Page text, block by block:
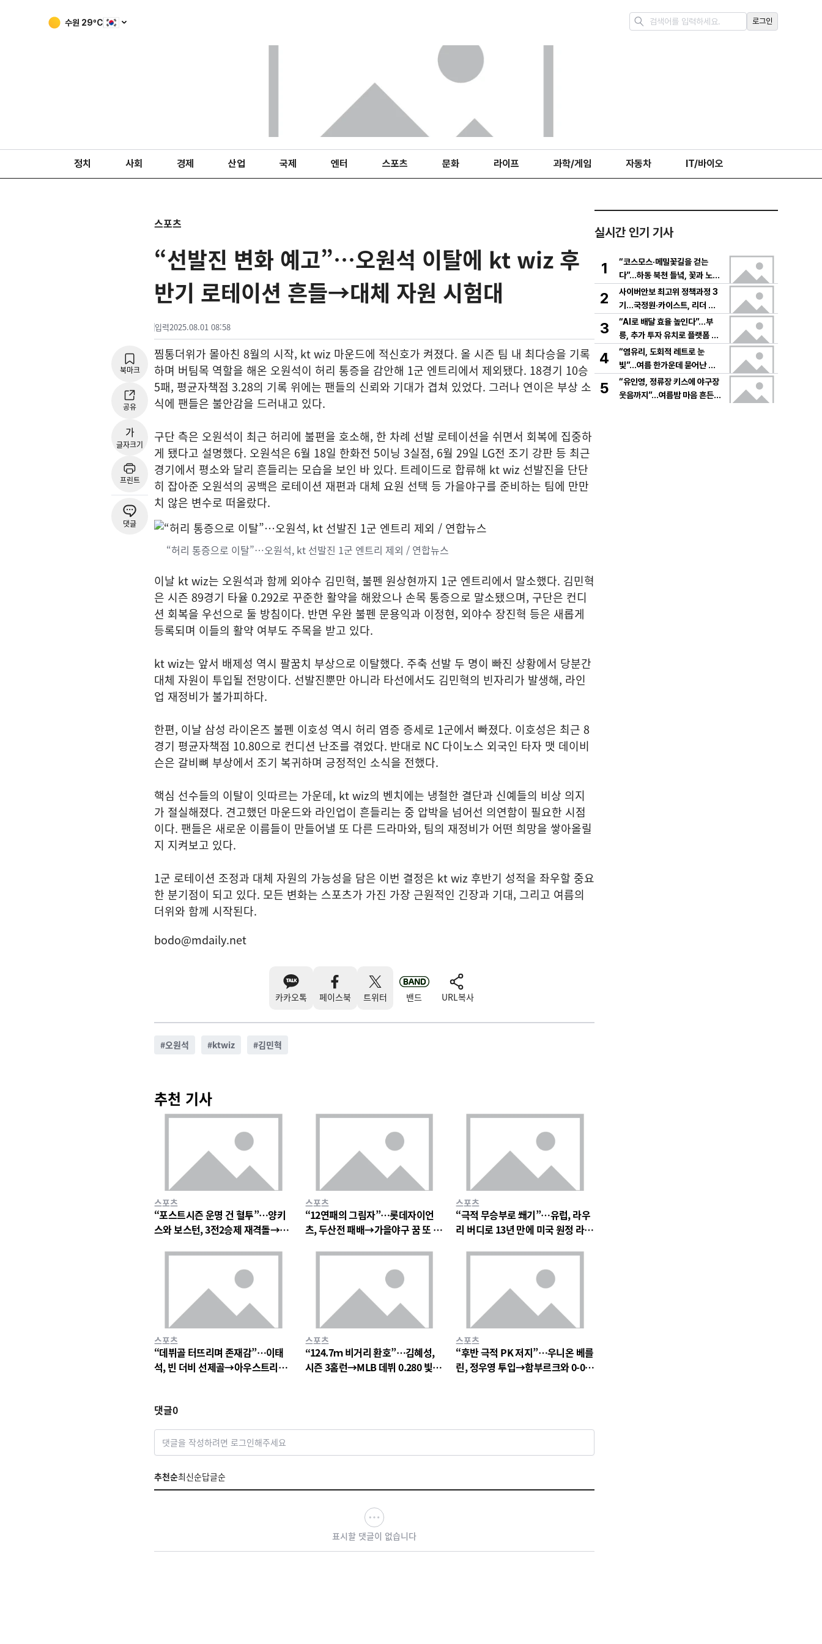
수원 29ºC 로그인
정치 사회 경제 산업 국제 엔터 스포츠 문화 라이프 과학/게임 자동차 IT/바이오
스포츠
“선발진 변화 예고”…오원석 이탈에 kt wiz 후
반기 로테이션 흔들→대체 자원 시험대
입력2025.08.01 08:58
북마크
공유
가
글자크기
프린트
댓글
찜통더위가 몰아친 8월의 시작, kt wiz 마운드에 적신호가 켜졌다. 올 시즌 팀 내 최다승을 기록
하며 버팀목 역할을 해온 오원석이 허리 통증을 감안해 1군 엔트리에서 제외됐다. 18경기 10승
5패, 평균자책점 3.28의 기록 위에는 팬들의 신뢰와 기대가 겹쳐 있었다. 그러나 연이은 부상 소
식에 팬들은 불안감을 드러내고 있다.
구단 측은 오원석이 최근 허리에 불편을 호소해, 한 차례 선발 로테이션을 쉬면서 회복에 집중하
게 됐다고 설명했다. 오원석은 6월 18일 한화전 5이닝 3실점, 6월 29일 LG전 조기 강판 등 최근
경기에서 평소와 달리 흔들리는 모습을 보인 바 있다. 트레이드로 합류해 kt wiz 선발진을 단단
히 잡아준 오원석의 공백은 로테이션 재편과 대체 요원 선택 등 가을야구를 준비하는 팀에 만만
치 않은 변수로 떠올랐다.
“허리 통증으로 이탈”…오원석, kt 선발진 1군 엔트리 제외 / 연합뉴스
이날 kt wiz는 오원석과 함께 외야수 김민혁, 불펜 원상현까지 1군 엔트리에서 말소했다. 김민혁
은 시즌 89경기 타율 0.292로 꾸준한 활약을 해왔으나 손목 통증으로 말소됐으며, 구단은 컨디
션 회복을 우선으로 둘 방침이다. 반면 우완 불펜 문용익과 이정현, 외야수 장진혁 등은 새롭게
등록되며 이들의 활약 여부도 주목을 받고 있다.
kt wiz는 앞서 배제성 역시 팔꿈치 부상으로 이탈했다. 주축 선발 두 명이 빠진 상황에서 당분간
대체 자원이 투입될 전망이다. 선발진뿐만 아니라 타선에서도 김민혁의 빈자리가 발생해, 라인
업 재정비가 불가피하다.
한편, 이날 삼성 라이온즈 불펜 이호성 역시 허리 염증 증세로 1군에서 빠졌다. 이호성은 최근 8
경기 평균자책점 10.80으로 컨디션 난조를 겪었다. 반대로 NC 다이노스 외국인 타자 맷 데이비
슨은 갈비뼈 부상에서 조기 복귀하며 긍정적인 소식을 전했다.
핵심 선수들의 이탈이 잇따르는 가운데, kt wiz의 벤치에는 냉철한 결단과 신예들의 비상 의지
가 절실해졌다. 견고했던 마운드와 라인업이 흔들리는 중 압박을 넘어선 의연함이 필요한 시점
이다. 팬들은 새로운 이름들이 만들어낼 또 다른 드라마와, 팀의 재정비가 어떤 희망을 쌓아올릴
지 지켜보고 있다.
1군 로테이션 조정과 대체 자원의 가능성을 담은 이번 결정은 kt wiz 후반기 성적을 좌우할 중요
한 분기점이 되고 있다. 모든 변화는 스포츠가 가진 가장 근원적인 긴장과 기대, 그리고 여름의
더위와 함께 시작된다.
bodo@mdaily.net
카카오톡 페이스북 트위터 밴드 URL복사
#오원석 #ktwiz #김민혁
추천 기사
스포츠
“포스트시즌 운명 건 혈투”…양키
스와 보스턴, 3전2승제 재격돌→팬
스포츠
“12연패의 그림자”…롯데자이언
츠, 두산전 패배→가을야구 꿈 또 멀
스포츠
“극적 무승부로 쐐기”…유럽, 라우
리 버디로 13년 만에 미국 원정 라이
스포츠
“데뷔골 터뜨리며 존재감”…이태
석, 빈 더비 선제골→아우스트리아
스포츠
“124.7ｍ 비거리 환호”…김혜성,
시즌 3홈런→MLB 데뷔 0.280 빛났
스포츠
“후반 극적 PK 저지”…우니온 베를
린, 정우영 투입→함부르크와 0-0
댓글0
댓글을 작성하려면 로그인해주세요
추천순최신순답글순
표시할 댓글이 없습니다
실시간 인기 기사
1
“코스모스·메밀꽃길을 걷는
다”…하동 북천 들녘, 꽃과 노래
로 물드는 가을의 하루
2
사이버안보 최고위 정책과정 3
기…국정원·카이스트, 리더 안
보역량 키운다
3
“AI로 배달 효율 높인다”…부
릉, 추가 투자 유치로 플랫폼 혁
신 가속
4
“염유리, 도회적 레트로 눈
빛”…여름 한가운데 묻어난 자
유의 감각→팬들 궁금증 증폭
5
“유인영, 정류장 키스에 야구장
웃음까지”…여름밤 마음 흔든